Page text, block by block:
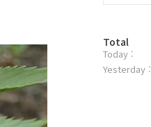
방
문
자
Total
Today :
Yesterday :